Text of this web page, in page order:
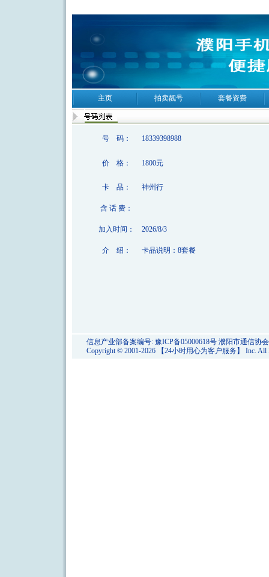
主页 拍卖靓号 套餐资费
号 码： 18339398988
价 格： 1800元
卡 品： 神州行
含 话 费：
加入时间： 2026/8/3
介 绍： 卡品说明：8套餐
信息产业部备案编号: 豫ICP备05000618号 濮阳市通信协
Copyright © 2001-2026 【24小时用心为客户服务】 Inc. All